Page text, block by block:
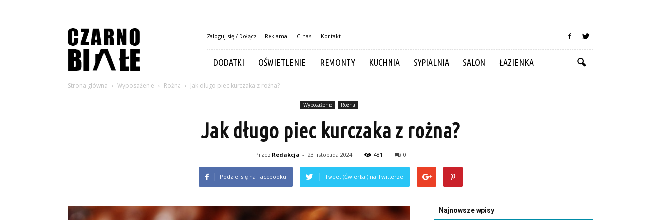
CzarnoBiale.pl
Zaloguj się / Dołącz Reklama O nas Kontakt
DODATKI OŚWIETLENIE REMONTY KUCHNIA SYPIALNIA SALON ŁAZIENKA
Strona główna Wyposażenie Rożna Jak długo piec kurczaka z rożna?
Wyposażenie Rożna
Jak długo piec kurczaka z rożna?
Przez Redakcja - 23 listopada 2024 481 0
Podziel się na Facebooku Tweet (Ćwierkaj) na Twitterze
Najnowsze wpisy